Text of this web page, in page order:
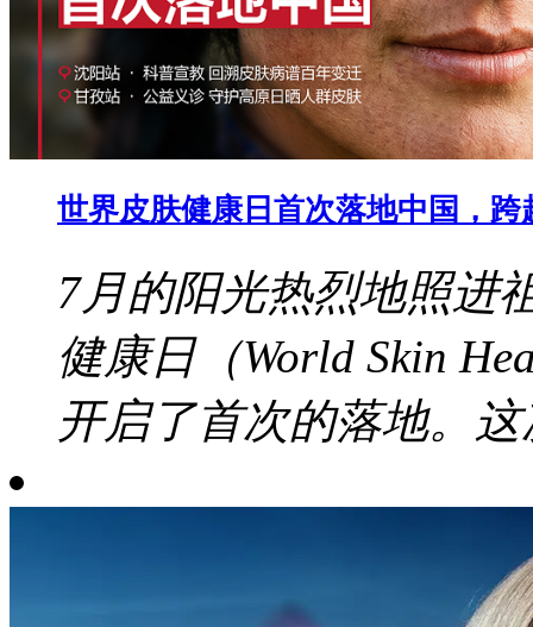
世界皮肤健康日首次落地中国，
7月的阳光热烈地照进
健康日（World Skin
开启了首次的落地。这